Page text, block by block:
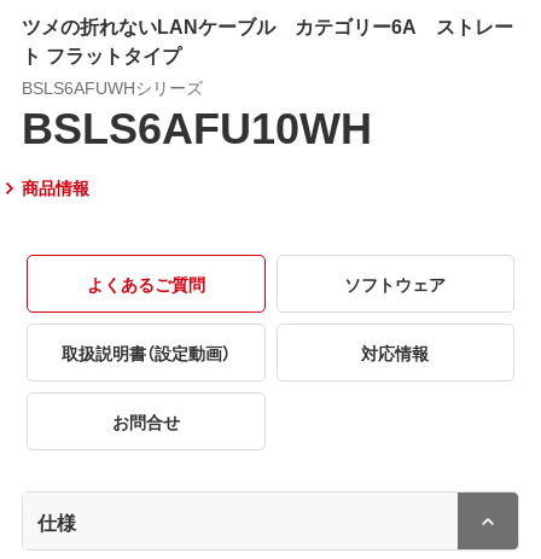
ツメの折れないLANケーブル カテゴリー6A ストレー
ト フラットタイプ
BSLS6AFUWHシリーズ
BSLS6AFU10WH
商品情報
よくあるご質問 ソフトウェア
取扱説明書（設定動画） 対応情報
お問合せ
仕様